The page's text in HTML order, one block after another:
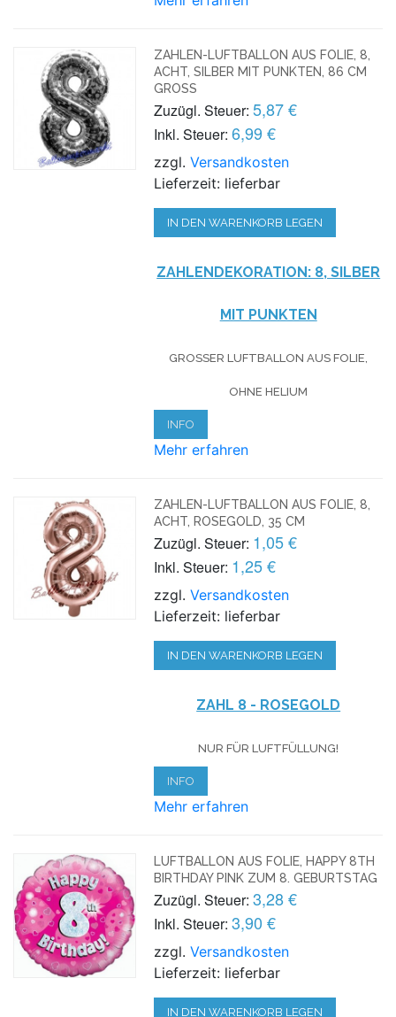
ZAHLEN-LUFTBALLON AUS FOLIE, 8,
ACHT, SILBER MIT PUNKTEN, 86 CM
GROSS
Zuzügl. Steuer: 5,87 €
Inkl. Steuer: 6,99 €
zzgl.Versandkosten
Lieferzeit: lieferbar
IN DEN WARENKORB LEGEN
ZAHLENDEKORATION: 8, SILBER
MIT PUNKTEN
GROSSER LUFTBALLON AUS FOLIE, O
HNE HELIUM
INFO
Mehr erfahren
ZAHLEN-LUFTBALLON AUS FOLIE, 8,
ACHT, ROSEGOLD, 35 CM
Zuzügl. Steuer: 1,05 €
Inkl. Steuer: 1,25 €
zzgl.Versandkosten
Lieferzeit: lieferbar
IN DEN WARENKORB LEGEN
ZAHL 8 - ROSEGOLD
NUR FÜR LUFTFÜLLUNG!
INFO
Mehr erfahren
LUFTBALLON AUS FOLIE, HAPPY 8TH
BIRTHDAY PINK ZUM 8. GEBURTSTAG
Zuzügl. Steuer: 3,28 €
Inkl. Steuer: 3,90 €
zzgl.Versandkosten
Lieferzeit: lieferbar
IN DEN WARENKORB LEGEN